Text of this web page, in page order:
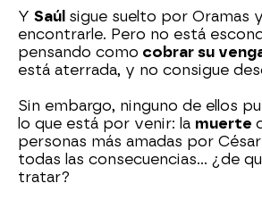
Y Saúl sigue suelto por Oramas
encontrarle. Pero no está
pensando como cobrar su
está aterrada, y no consigue
Sin embargo, ninguno de ellos
lo que está por venir: la muerte
personas más amadas por
todas las consecuencias… ¿de
tratar?